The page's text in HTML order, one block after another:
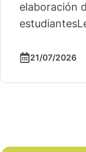
elaboración
estudiantes
21/07/2026